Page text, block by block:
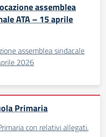
assemblea
ATA – 15 aprile
assemblea sindacale
2026
Primaria
con relativi allegati.